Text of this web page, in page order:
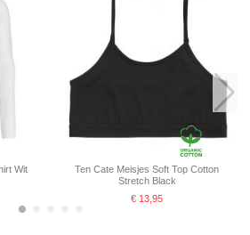
Wit
Ten Cate Meisjes Soft Top Cotton
Stretch Black
€ 13,95